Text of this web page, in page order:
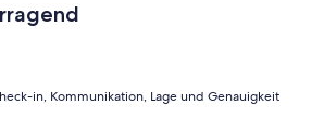
in, Kommunikation, Lage und Genauigkeit